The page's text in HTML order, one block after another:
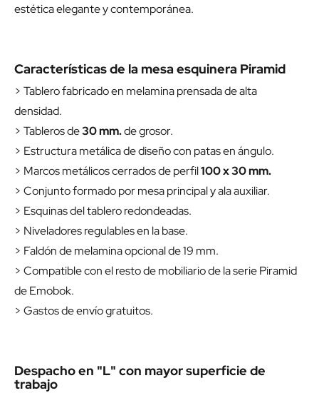
estética elegante y contemporánea.
Características de la mesa esquinera Piramid
> Tablero fabricado en melamina prensada de alta
densidad.
> Tableros de30 mm.de grosor.
> Estructura metálica de diseño con patas en ángulo.
> Marcos metálicos cerrados de perfil100 x 30 mm.
> Conjunto formado por mesa principal y ala auxiliar.
> Esquinas del tablero redondeadas.
> Niveladores regulables en la base.
> Faldón de melamina opcional de 19 mm.
> Compatible con el resto de mobiliario de la serie Piramid
de Emobok.
> Gastos de envío gratuitos.
Despacho en "L" con mayor superficie de
trabajo